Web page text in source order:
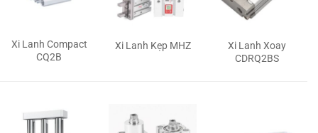
Xi Lanh Compact
CQ2B
Xi Lanh Kẹp MHZ
Xi Lanh Xoay
CDRQ2BS